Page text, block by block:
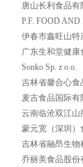
唐山长利食品有
P.F. FOOD AND
伊春市鑫旺山特
广东生和堂健康
Sonko Sp. z o.o.
吉林省馨合心食
麦吉食品国际有
云南临沧双江山
蒙元宽（深圳）
吉林省融昂生物
乔丽美食品股份